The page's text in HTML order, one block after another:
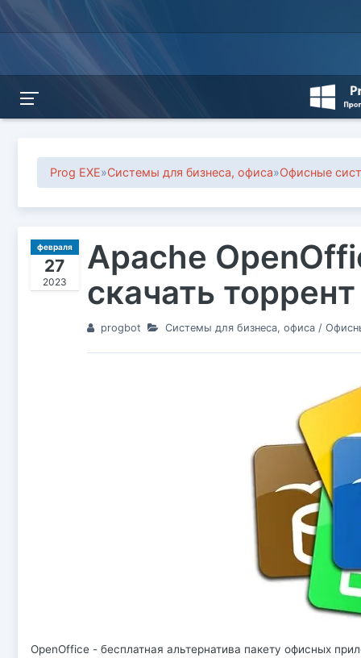
Prog EXE»Системы для бизнеса, офиса»Офисные
февраля
27
2023
Apache
скачать торрент
progbot Системы для бизнеса, офиса/
OpenOffice - бесплатная альтернатива пакету офисных